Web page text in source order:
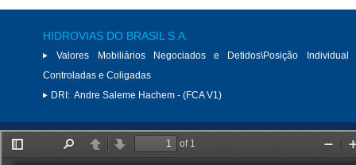
HIDROVIAS DO BRASIL S.A.
Valores Mobiliários Negociados e Detidos\Posição
Controladas e Coligadas
DRI: Andre Saleme Hachem - (FCA V1)